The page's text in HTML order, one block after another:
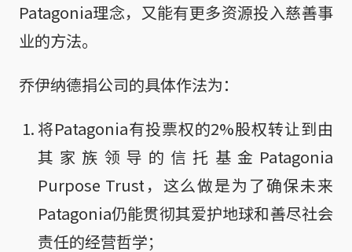
Patagonia理念，又能有更多资源投入慈善事
业的方法。
乔伊纳德捐公司的具体作法为：
将Patagonia有投票权的2%股权转让到由
其家族领导的信托基金Patagonia
Purpose Trust，这么做是为了确保未来
Patagonia仍能贯彻其爱护地球和善尽社会
责任的经营哲学；